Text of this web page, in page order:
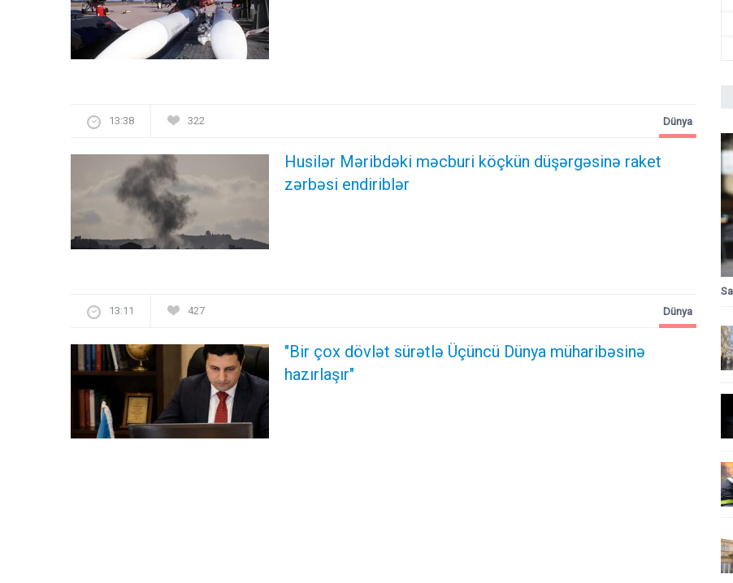
13:38 322
Husilər Məribdəki məcburi köçkün düşərgəsinə raket
zərbəsi endiriblər
Dünya
13:11 427
"Bir çox dövlət sürətlə Üçüncü Dünya müharibəsinə
hazırlaşır"
Dünya